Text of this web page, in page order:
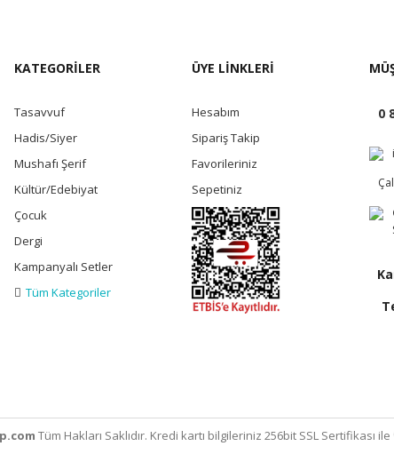
KATEGORİLER
Tasavvuf
Hadis/Siyer
Mushafı Şerif
Kültür/Edebiyat
Çocuk
Dergi
Kampanyalı Setler
Tüm Kategoriler
ÜYE LİNKLERİ
Hesabım
Sipariş Takip
Favorileriniz
Sepetiniz
0
Tüm Hakları Saklıdır. Kredi kartı bilgileriniz 256bit SSL Sertifikası